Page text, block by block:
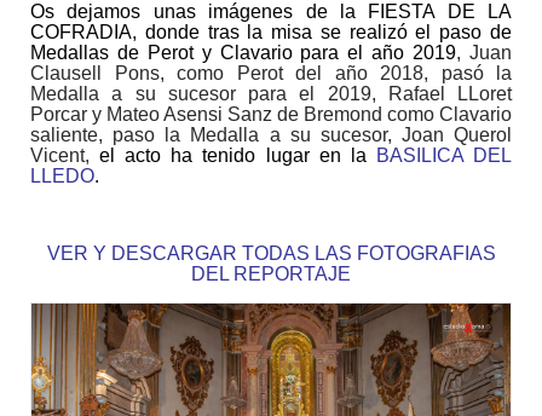
Os dejamos unas imágenes de la FIESTA DE LA
COFRADIA, donde tras la misa se realizó el paso de
Medallas de Perot y Clavario para el año 2019, Juan
Clausell Pons, como Perot del año 2018, pasó la
Medalla a su sucesor para el 2019, Rafael LLoret
Porcar y Mateo Asensi Sanz de Bremond como Clavario
saliente, paso la Medalla a su sucesor, Joan Querol
Vicent,el acto ha tenido lugar en la
BASILICA DEL
LLEDO.
VER Y DESCARGAR TODAS LAS FOTOGRAFIAS
DEL REPORTAJE